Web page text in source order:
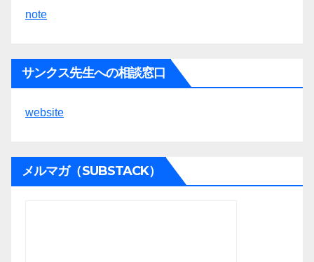
note
サンクス先生への相談窓口
website
メルマガ（SUBSTACK）